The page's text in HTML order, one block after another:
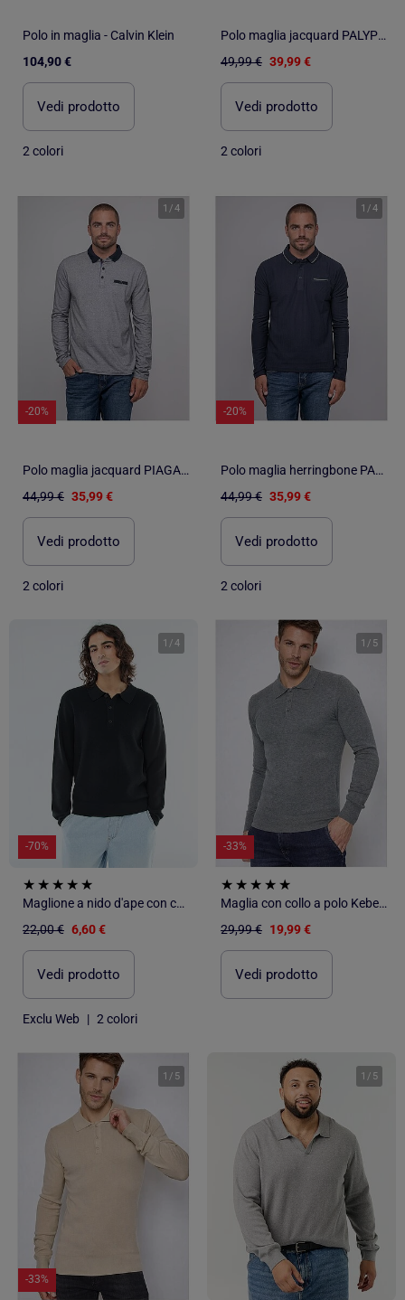
Polo in maglia - Calvin Klein
104,90 €
Vedi prodotto
2 colori
Polo maglia jacquard PALYPSO
49,99 € 39,99 €
Vedi prodotto
2 colori
1 /4
-20%
Polo maglia jacquard PIAGARA
44,99 € 35,99 €
Vedi prodotto
2 colori
1 /4
-20%
Polo maglia herringbone PASTITCH
44,99 € 35,99 €
Vedi prodotto
2 colori
1 /4
-70%
Maglione a nido d'ape con collo polo
22,00 € 6,60 €
Vedi prodotto
Exclu Web | 2 colori
1 / 5
-33%
Maglia con collo a polo Kebello
29,99 € 19,99 €
Vedi prodotto
1 / 5
-33%
1 / 5